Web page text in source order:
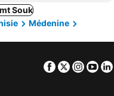
Souk
Médenine
Facebook
Twitter